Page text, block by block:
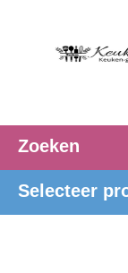
Zoeken
Selecteer